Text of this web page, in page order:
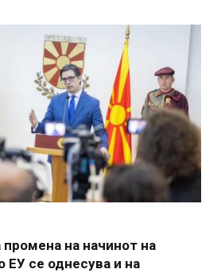
промена на начинот на
ЕУ се однесува и на